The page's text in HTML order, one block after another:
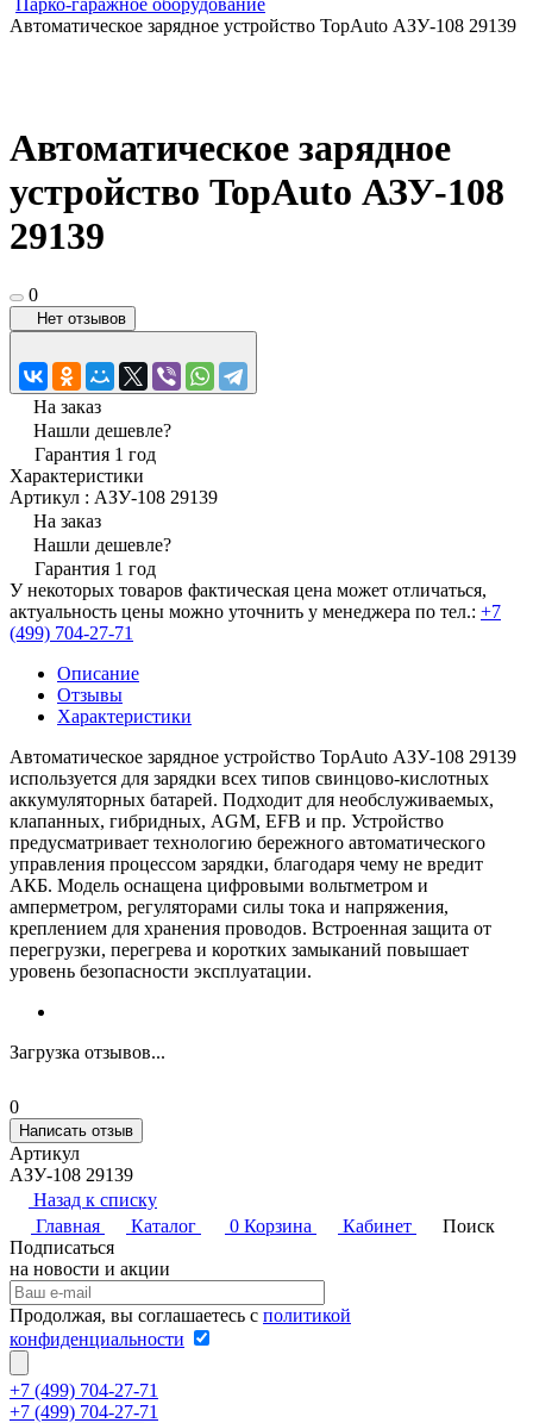
Парко-гаражное оборудование
Автоматическое зарядное устройство TopAuto АЗУ-108 29139
Автоматическое зарядное
устройство TopAuto АЗУ-108
29139
0
Нет отзывов
На заказ
Нашли дешевле?
Гарантия 1 год
Характеристики
Артикул : АЗУ-108 29139
На заказ
Нашли дешевле?
Гарантия 1 год
У некоторых товаров фактическая цена может отличаться,
актуальность цены можно уточнить у менеджера по тел.: +7
(499) 704-27-71
Описание
Отзывы
Характеристики
Автоматическое зарядное устройство TopAuto АЗУ-108 29139
используется для зарядки всех типов свинцово-кислотных
аккумуляторных батарей. Подходит для необслуживаемых,
клапанных, гибридных, AGM, EFB и пр. Устройство
предусматривает технологию бережного автоматического
управления процессом зарядки, благодаря чему не вредит
АКБ. Модель оснащена цифровыми вольтметром и
амперметром, регуляторами силы тока и напряжения,
креплением для хранения проводов. Встроенная защита от
перегрузки, перегрева и коротких замыканий повышает
уровень безопасности эксплуатации.
Загрузка отзывов...
0
Написать отзыв
Артикул
АЗУ-108 29139
Назад к списку
Главная
Каталог 0 Корзина Кабинет
Поиск
Подписаться
на новости и акции
Продолжая, вы соглашаетесь с политикой
конфиденциальности
+7 (499) 704-27-71
+7 (499) 704-27-71